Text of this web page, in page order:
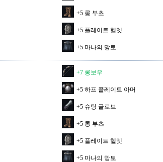
+5 롱 부츠
+5 플레이트 헬멧
+5 마나의 망토
+7 롱보우
+5 하프 플레이트 아머
+5 슈팅 글로브
+5 롱 부츠
+5 플레이트 헬멧
+5 마나의 망토